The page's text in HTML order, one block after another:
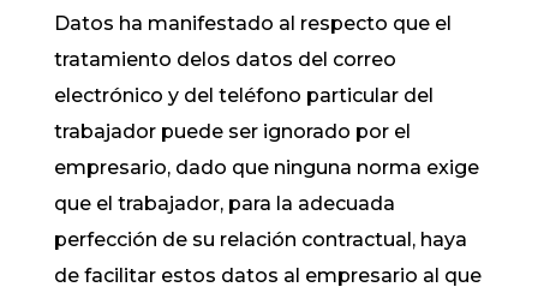
Datos ha manifestado al respecto que el
tratamiento delos datos del correo
electrónico y del teléfono particular del
trabajador puede ser ignorado por el
empresario, dado que ninguna norma exige
que el trabajador, para la adecuada
perfección de su relación contractual, haya
de facilitar estos datos al empresario al que